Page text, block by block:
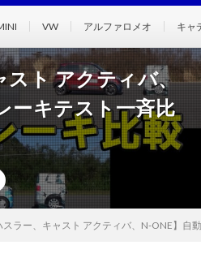
VW アルファロメオ キャ
スト アクティバ、
ーキテスト一斉比
スラー、キャスト アクティバ、N-ONE】自